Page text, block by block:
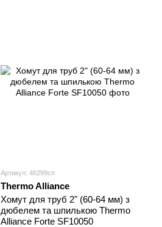
Артикул: 46299сп
Thermo Alliance
Хомут для труб 2" (60-64 мм) з
дюбелем та шпилькою Thermo
Alliance Forte SF10050